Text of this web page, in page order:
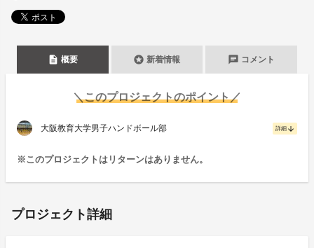
description 概要 stars 新着情報 chat コメント
＼このプロジェクトのポイント／
大阪教育大学男子ハンドボール部 詳細 arrow_downward
※このプロジェクトはリターンはありません。
プロジェクト詳細